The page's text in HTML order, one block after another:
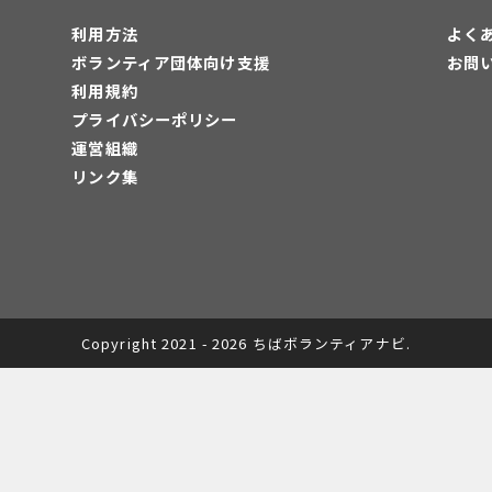
利用方法
ボランティア団体向け支援
利用規約
プライバシーポリシー
運営組織
リンク集
よく
お問
Copyright 2021 - 2026 ちばボランティアナビ.